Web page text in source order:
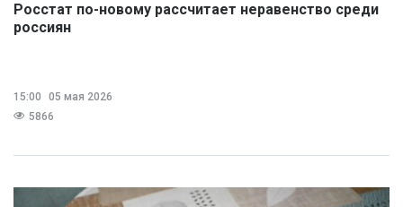
Росстат по-новому рассчитает неравенство среди
россиян
15:00
05 мая 2026
5866